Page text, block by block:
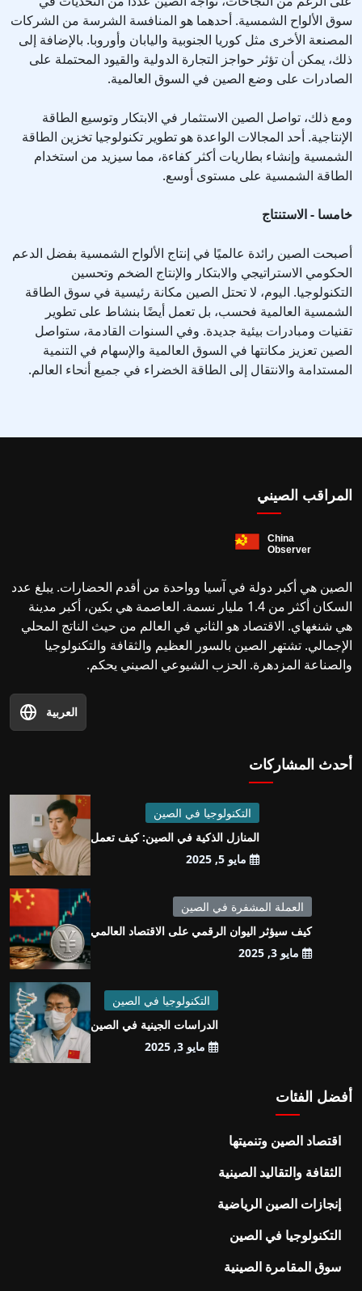
سوق الألواح الشمسية. أحدهما هو المنافسة الشرسة من الشركات
المصنعة الأخرى مثل كوريا الجنوبية واليابان وأوروبا. بالإضافة إلى
ذلك، يمكن أن تؤثر حواجز التجارة الدولية والقيود المحتملة على
الصادرات على وضع الصين في السوق العالمية.
ومع ذلك، تواصل الصين الاستثمار في الابتكار وتوسيع الطاقة
الإنتاجية. أحد المجالات الواعدة هو تطوير تكنولوجيا تخزين الطاقة
الشمسية وإنشاء بطاريات أكثر كفاءة، مما سيزيد من استخدام
الطاقة الشمسية على مستوى أوسع.
خامسا - الاستنتاج
أصبحت الصين رائدة عالميًا في إنتاج الألواح الشمسية بفضل الدعم
الحكومي الاستراتيجي والابتكار والإنتاج الضخم وتحسين
التكنولوجيا. اليوم، لا تحتل الصين مكانة رئيسية في سوق الطاقة
الشمسية العالمية فحسب، بل تعمل أيضًا بنشاط على تطوير
تقنيات ومبادرات بيئية جديدة. وفي السنوات القادمة، ستواصل
الصين تعزيز مكانتها في السوق العالمية والإسهام في التنمية
المستدامة والانتقال إلى الطاقة الخضراء في جميع أنحاء العالم.
المراقب الصيني
الصين هي أكبر دولة في آسيا وواحدة من أقدم الحضارات. يبلغ عدد
السكان أكثر من 1.4 مليار نسمة. العاصمة هي بكين، أكبر مدينة
هي شنغهاي. الاقتصاد هو الثاني في العالم من حيث الناتج المحلي
الإجمالي. تشتهر الصين بالسور العظيم والثقافة والتكنولوجيا
والصناعة المزدهرة. الحزب الشيوعي الصيني يحكم.
العربية
أحدث المشاركات
التكنولوجيا في الصين
المنازل الذكية في الصين: كيف تعمل
مايو 5, 2025
العملة المشفرة في الصين
كيف سيؤثر اليوان الرقمي على الاقتصاد العالمي
مايو 3, 2025
التكنولوجيا في الصين
الدراسات الجينية في الصين
مايو 3, 2025
أفضل الفئات
اقتصاد الصين وتنميتها
الثقافة والتقاليد الصينية
إنجازات الصين الرياضية
التكنولوجيا في الصين
سوق المقامرة الصينية